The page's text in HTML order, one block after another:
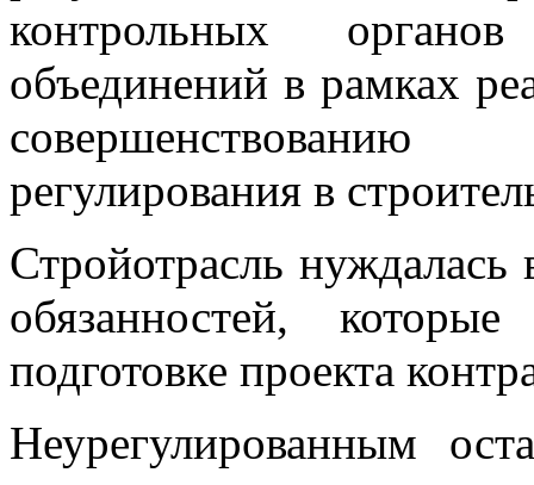
контрольных
объединений в рамках
регулирования в
Стройотрасль
обязанностей,
подготовке проекта
Неурегулированным